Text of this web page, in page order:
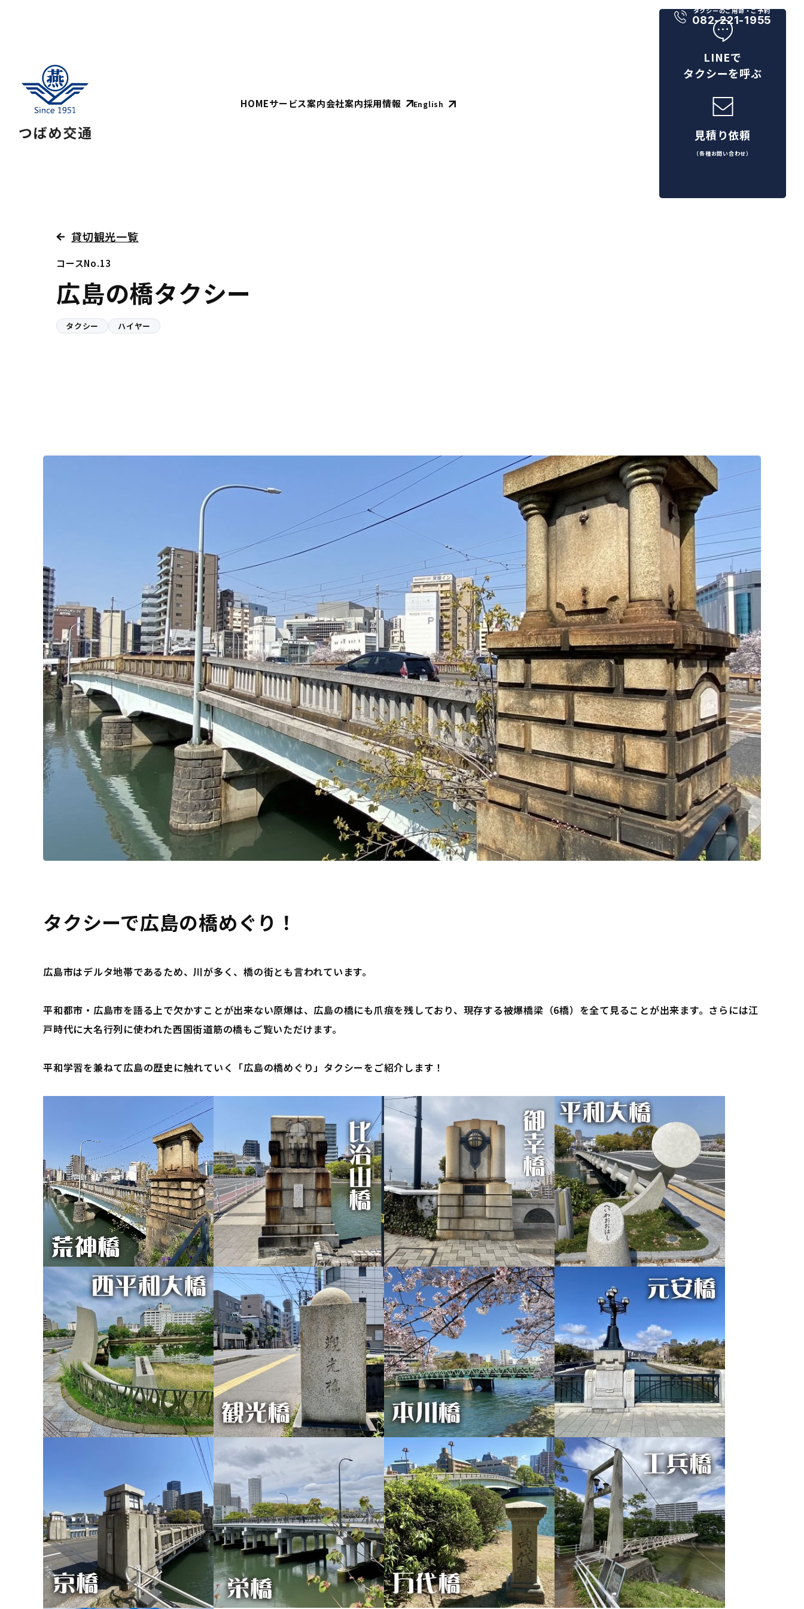
HOMEサービス案内会社案内採用情報 English
タクシーのご用命・ご予約
082-221-1955
LINEで
タクシーを呼ぶ
見積り依頼
（各種お問い合わせ）
貸切観光一覧
コースNo.13
広島の橋タクシー
タクシー ハイヤー
タクシーで広島の橋めぐり！
広島市はデルタ地帯であるため、川が多く、橋の街とも言われています。
平和都市・広島市を語る上で欠かすことが出来ない原爆は、広島の橋にも爪痕を残しており、現存する被爆橋梁（6橋）を全て見ることが出来ます。さらには江
戸時代に大名行列に使われた西国街道筋の橋もご覧いただけます。
平和学習を兼ねて広島の歴史に触れていく「広島の橋めぐり」タクシーをご紹介します！